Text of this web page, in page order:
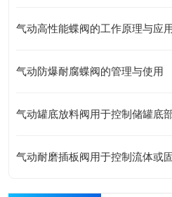
气动高性能蝶阀的工作原理与应
气动防爆耐腐蝶阀的管理与使用
气动罐底放料阀用于控制储罐底
气动耐磨插板阀用于控制流体或